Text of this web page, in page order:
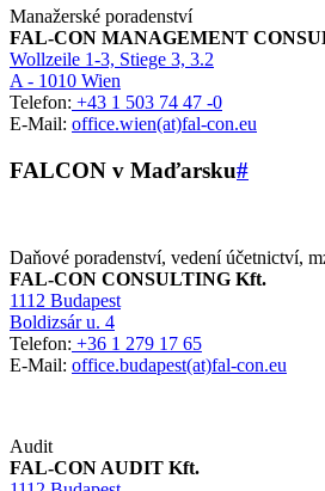
Manažerské poradenství
FAL-CON MANAGEMENT
Wollzeile 1-3, Stiege 3, 3.2
A - 1010 Wien
Telefon: +43 1 503 74 47 -0
E-Mail: office.wien(at)fal-con.eu
FALCON v Maďarsku#
Daňové poradenství, vedení účetnictví,
FAL-CON CONSULTING Kft.
1112 Budapest
Boldizsár u. 4
Telefon: +36 1 279 17 65
E-Mail: office.budapest(at)fal-con.eu
Audit
FAL-CON AUDIT Kft.